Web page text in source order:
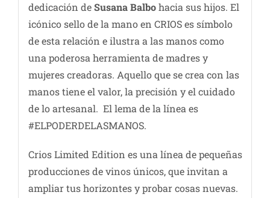
dedicación deSusana Balbohacia sus hijos. El
icónico sello de la mano en CRIOS es símbolo
de esta relación e ilustra a las manos como
una poderosa herramienta de madres y
mujeres creadoras. Aquello que se crea con las
manos tiene el valor, la precisión y el cuidado
de lo artesanal. El lema de la línea es
#ELPODERDELASMANOS.
Crios Limited Edition es una línea de pequeñas
producciones de vinos únicos, que invitan a
ampliar tus horizontes y probar cosas nuevas.